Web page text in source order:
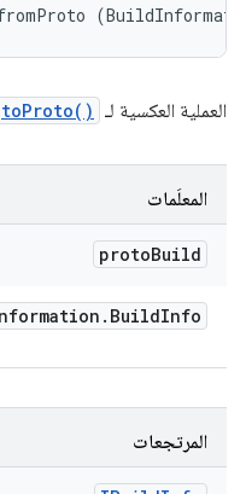
العملية العكسية لـ toProto()
المعلَمات
protoBuild
. BuildInfo
المرتجعات